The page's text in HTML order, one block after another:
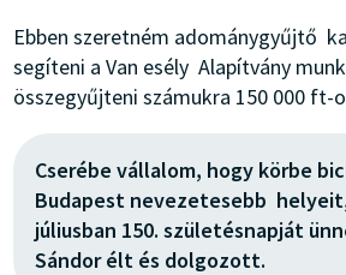
Ebben szeretném adománygyűjtő
segíteni a Van esély Alapítvány
összegyűjteni számukra 150 000 ft-
Cserébe vállalom, hogy körbe
Budapest nevezetesebb
júliusban 150. születésnapját
Sándor élt és dolgozott.